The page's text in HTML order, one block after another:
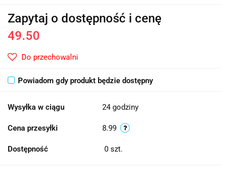
Zapytaj o dostępność i cenę
49.50
Do przechowalni
Powiadom gdy produkt będzie dostępny
Wysyłka w ciągu 24 godziny
Cena przesyłki 8.99
Dostępność 0 szt.